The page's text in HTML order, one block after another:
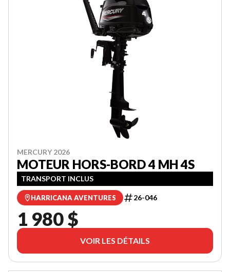
MERCURY 2026
MOTEUR HORS-BORD 4 MH 4S
TRANSPORT INCLUS
HARRICANA AVENTURES 26-046
1 980 $
VOIR LES DÉTAILS